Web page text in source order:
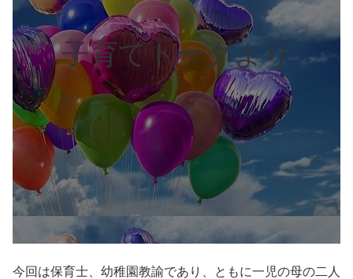
子育てトークより
今回は保育士、幼稚園教諭であり、ともに一児の母の二人